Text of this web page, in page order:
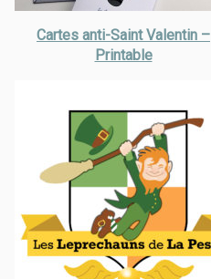
Cartes anti-Saint Valentin –
Printable